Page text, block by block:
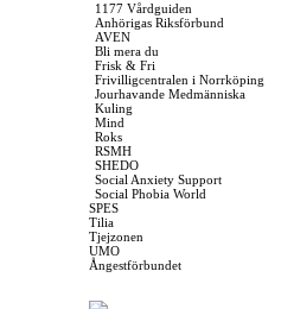
1177 Vårdguiden
Anhörigas Riksförbund
AVEN
Bli mera du
Frisk & Fri
Frivilligcentralen i Norrköping
Jourhavande Medmänniska
Kuling
Mind
Roks
RSMH
SHEDO
Social Anxiety Support
Social Phobia World
SPES
Tilia
Tjejzonen
UMO
Ångestförbundet